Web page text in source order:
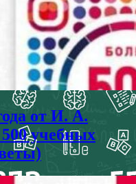
от И. А.
учебных